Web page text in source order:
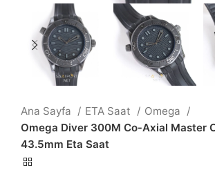
Ana Sayfa ETA Saat
Omega
Omega Diver 300M Co‑Axial Master
43.5mm Eta Saat